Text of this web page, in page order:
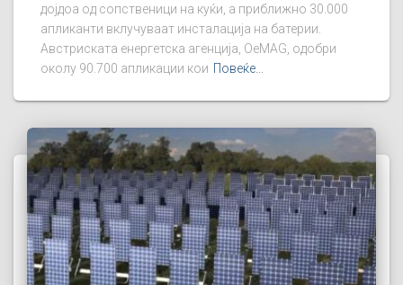
дојдоа од сопственици на куќи, а приближно 30.000
апликанти вклучуваат инсталација на батерии.
Австриската енергетска агенција, OeMAG, одобри
околу 90.700 апликации кои Повеќе...